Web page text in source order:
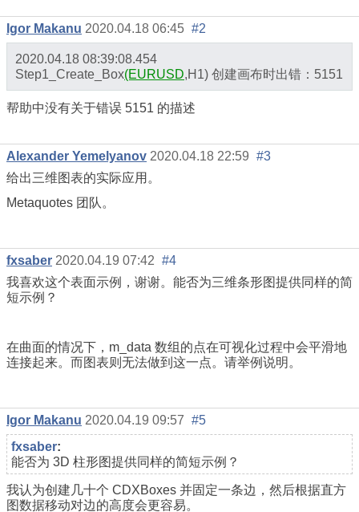
Igor Makanu 2020.04.18 06:45 #2
2020.04.18 08:39:08.454
Step1_Create_Box(EURUSD,H1) 创建画布时出错：5151
帮助中没有关于错误 5151 的描述
Alexander Yemelyanov 2020.04.18 22:59 #3
给出三维图表的实际应用。
Metaquotes 团队。
fxsaber 2020.04.19 07:42 #4
我喜欢这个表面示例，谢谢。能否为三维条形图提供同样的简
短示例？
在曲面的情况下，m_data 数组的点在可视化过程中会平滑地
连接起来。而图表则无法做到这一点。请举例说明。
Igor Makanu 2020.04.19 09:57 #5
fxsaber:
能否为 3D 柱形图提供同样的简短示例？
我认为创建几十个 CDXBoxes 并固定一条边，然后根据直方
图数据移动对边的高度会更容易。